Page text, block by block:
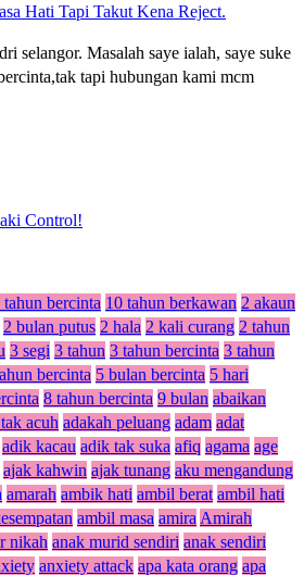
Hati Tapi Takut Kena Reject.
selangor. Masalah saye ialah, saye suke
tapi hubungan kami mcm
Control!
tahun bercinta 10 tahun berkawan 2 akaun
2 bulan putus 2 hala 2 kali curang 2 tahun
3 segi 3 tahun 3 tahun bercinta 3 tahun
bercinta 5 bulan bercinta 5 hari
8 tahun bercinta 9 bulan abaikan
acuh adakah peluang adam adat
adik kacau adik tak suka afiq agama age
ajak kahwin ajak tunang aku mengandung
amarah ambik hati ambil berat ambil hati
ambil masa amira Amirah
nikah anak murid sendiri anak sendiri
anxiety attack apa kata orang apa